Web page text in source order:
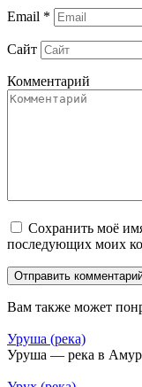
Email *
Сайт
Комментарий
Сохранить моё
последующих моих
Вам также может
Уруша (река)
Уруша — река в